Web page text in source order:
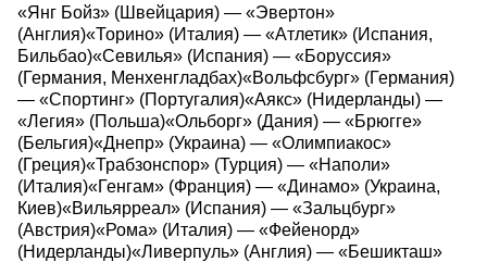
«Янг Бойз» (Швейцария) — «Эвертон»
(Англия)«Торино» (Италия) — «Атлетик» (Испания,
Бильбао)«Севилья» (Испания) — «Боруссия»
(Германия, Менхенгладбах)«Вольфсбург» (Германия)
— «Спортинг» (Португалия)«Аякс» (Нидерланды) —
«Легия» (Польша)«Ольборг» (Дания) — «Брюгге»
(Бельгия)«Днепр» (Украина) — «Олимпиакос»
(Греция)«Трабзонспор» (Турция) — «Наполи»
(Италия)«Генгам» (Франция) — «Динамо» (Украина,
Киев)«Вильярреал» (Испания) — «Зальцбург»
(Австрия)«Рома» (Италия) — «Фейенорд»
(Нидерланды)«Ливерпуль» (Англия) — «Бешикташ»